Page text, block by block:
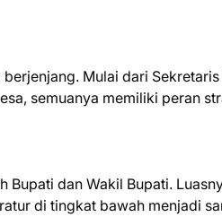
Mulai dari
semuanya memiliki peran
Bupati dan Wakil Bupati.
di tingkat bawah menjadi